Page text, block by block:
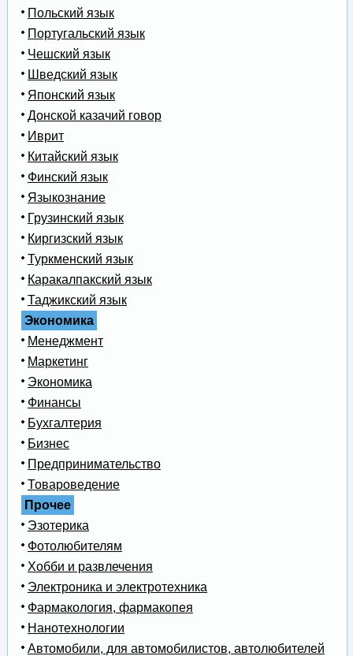
Польский язык
Португальский язык
Чешский язык
Шведский язык
Японский язык
Донской казачий говор
Иврит
Китайский язык
Финский язык
Языкознание
Грузинский язык
Киргизский язык
Туркменский язык
Каракалпакский язык
Таджикский язык
Экономика
Менеджмент
Маркетинг
Экономика
Финансы
Бухгалтерия
Бизнес
Предпринимательство
Товароведение
Прочее
Эзотерика
Фотолюбителям
Хобби и развлечения
Электроника и электротехника
Фармакология, фармакопея
Нанотехнологии
Автомобили, для автомобилистов, автолюбителей